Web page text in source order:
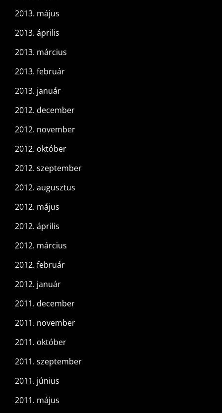
2013. május
2013. április
2013. március
2013. február
2013. január
2012. december
2012. november
2012. október
2012. szeptember
2012. augusztus
2012. május
2012. április
2012. március
2012. február
2012. január
2011. december
2011. november
2011. október
2011. szeptember
2011. június
2011. május